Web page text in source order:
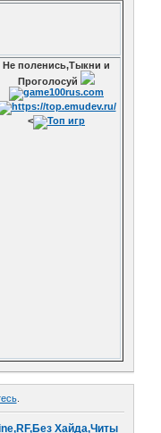
Не поленись,Тыкни и
Проголосуй
<
.
Хайда,Читы